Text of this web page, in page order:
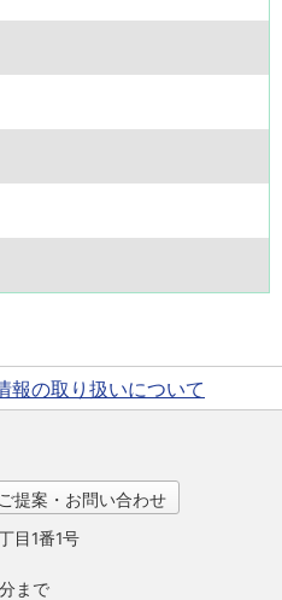
報の取り扱いについて
提案・お問い合わせ
目1番1号
まで